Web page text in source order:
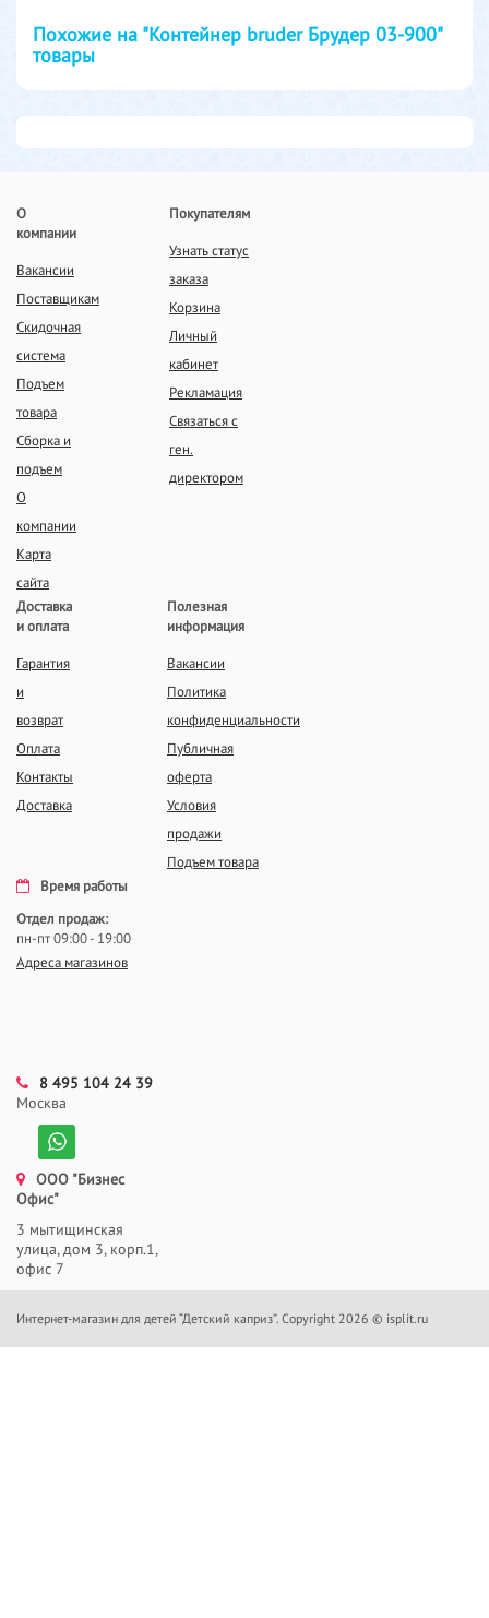
Похожие на "Контейнер bruder Брудер 03-900"
товары
О
компании
Вакансии
Поставщикам
Скидочная
система
Подъем
товара
Сборка и
подъем
О
компании
Карта
сайта
Покупателям
Узнать статус
заказа
Корзина
Личный
кабинет
Рекламация
Связаться с
ген.
директором
Доставка
и оплата
Гарантия
и
возврат
Оплата
Контакты
Доставка
Полезная
информация
Вакансии
Политика
конфиденциальности
Публичная
оферта
Условия
продажи
Подъем товара
Время работы
Отдел продаж:
пн-пт 09:00 - 19:00
Адреса магазинов
8 495 104 24 39
Москва
ООО "Бизнес
Офис"
3 мытищинская
улица, дом 3, корп.1,
офис 7
Интернет-магазин для детей “Детский каприз”. Copyright 2026 © isplit.ru